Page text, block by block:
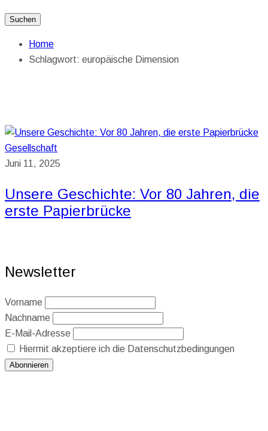
Suchen
Home
Schlagwort: europäische Dimension
Gesellschaft
Juni 11, 2025
Unsere Geschichte: Vor 80 Jahren, die
erste Papierbrücke
Newsletter
Vorname
Nachname
E-Mail-Adresse
Hiermit akzeptiere ich die Datenschutzbedingungen